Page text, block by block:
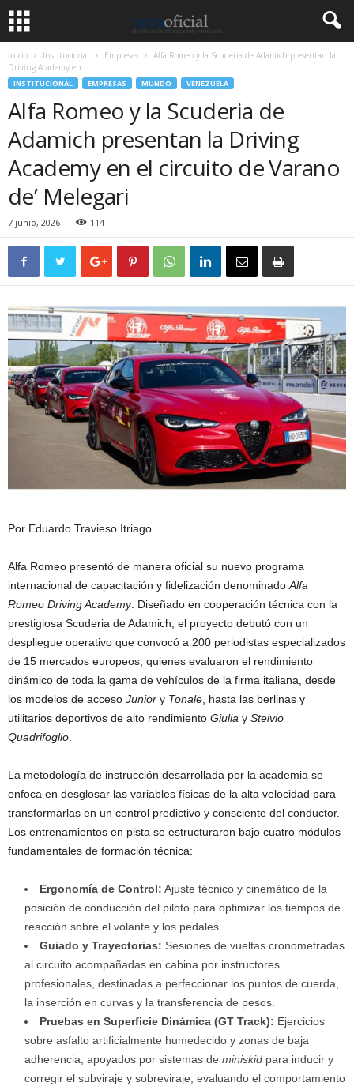
Inicio Institucional Empresas
Alfa Romeo y la Scuderia de Adamich presentan la
Driving Academy en...
INSTITUCIONAL EMPRESAS MUNDO VENEZUELA
Alfa Romeo y la Scuderia de
Adamich presentan la Driving
Academy en el circuito de Varano
de’ Melegari
7 junio, 2026 114
Por Eduardo Travieso Itriago
Alfa Romeo presentó de manera oficial su nuevo programa
internacional de capacitación y fidelización denominado Alfa
Romeo Driving Academy. Diseñado en cooperación técnica con la
prestigiosa Scuderia de Adamich, el proyecto debutó con un
despliegue operativo que convocó a 200 periodistas especializados
de 15 mercados europeos, quienes evaluaron el rendimiento
dinámico de toda la gama de vehículos de la firma italiana, desde
los modelos de acceso Junior y Tonale , hasta las berlinas y
utilitarios deportivos de alto rendimiento Giulia y Stelvio
Quadrifoglio
La metodología de instrucción desarrollada por la academia se
enfoca en desglosar las variables físicas de la alta velocidad para
transformarlas en un control predictivo y consciente del conductor.
Los entrenamientos en pista se estructuraron bajo cuatro módulos
fundamentales de formación técnica:
Ergonomía de Control: Ajuste técnico y cinemático de la
posición de conducción del piloto para optimizar los tiempos de
reacción sobre el volante y los pedales.
Guiado y Trayectorias: Sesiones de vueltas cronometradas
al circuito acompañadas en cabina por instructores
profesionales, destinadas a perfeccionar los puntos de cuerda,
la inserción en curvas y la transferencia de pesos.
Pruebas en Superficie Dinámica (GT Track): Ejercicios
sobre asfalto artificialmente humedecido y zonas de baja
adherencia, apoyados por sistemas de miniskid para inducir y
corregir el subviraje y sobreviraje, evaluando el comportamiento